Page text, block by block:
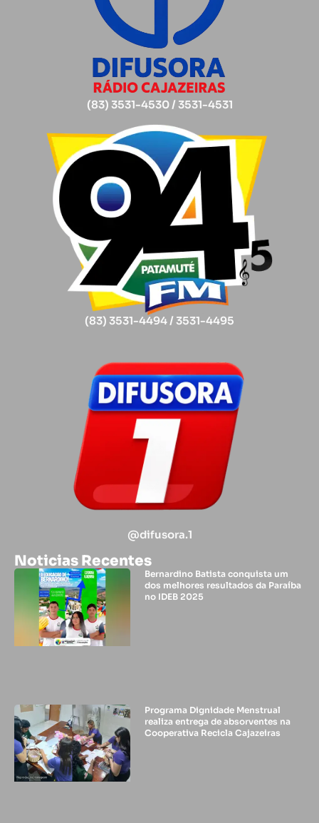
(83) 3531-4530 / 3531-4531
(83) 3531-4494 / 3531-4495
@difusora.1
Noticias Recentes
Bernardino Batista conquista um
dos melhores resultados da Paraíba
no IDEB 2025
Programa Dignidade Menstrual
realiza entrega de absorventes na
Cooperativa Recicla Cajazeiras